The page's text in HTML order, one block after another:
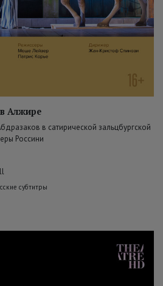
Алжире
в сатирической зальцбургской
Россини
субтитры